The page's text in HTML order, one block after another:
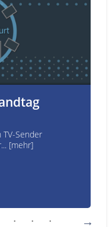
Sender
[mehr]